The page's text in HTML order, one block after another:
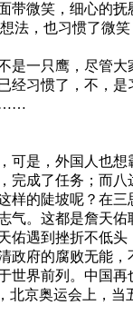
微笑，细心的
，也习惯了微
一只鹰，尽管
习惯了，不，是
……
是，外国人也
成了任务；而
的陡坡呢？在
。这都是詹天佑
遇到挫折不低
府的腐败无能
界前列。中国
京奥运会上，